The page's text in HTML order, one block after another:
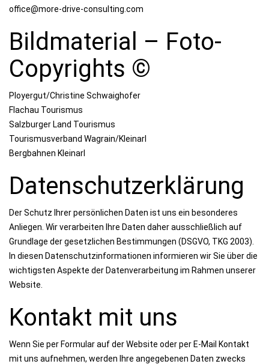
office@more-drive-consulting.com
Bildmaterial – Foto-
Copyrights ©
Ployergut/Christine Schwaighofer
Flachau Tourismus
Salzburger Land Tourismus
Tourismusverband Wagrain/Kleinarl
Bergbahnen Kleinarl
Datenschutzerklärung
Der Schutz Ihrer persönlichen Daten ist uns ein besonderes
Anliegen. Wir verarbeiten Ihre Daten daher ausschließlich auf
Grundlage der gesetzlichen Bestimmungen (DSGVO, TKG 2003).
In diesen Datenschutzinformationen informieren wir Sie über die
wichtigsten Aspekte der Datenverarbeitung im Rahmen unserer
Website.
Kontakt mit uns
Wenn Sie per Formular auf der Website oder per E-Mail Kontakt
mit uns aufnehmen, werden Ihre angegebenen Daten zwecks